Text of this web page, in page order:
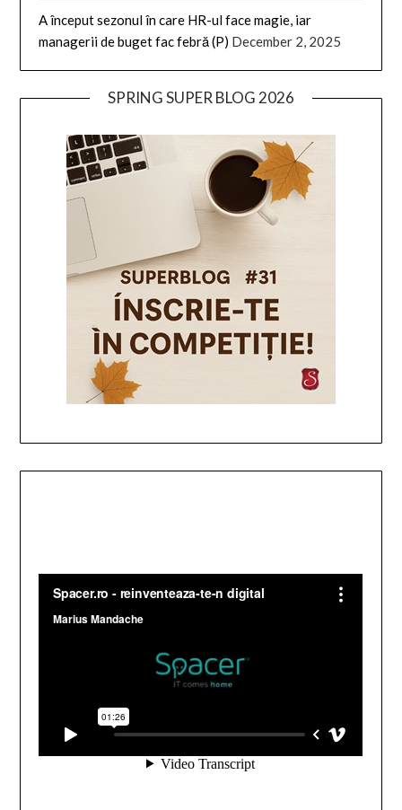
A început sezonul în care HR-ul face magie, iar
managerii de buget fac febră (P) December 2, 2025
SPRING SUPER BLOG 2026